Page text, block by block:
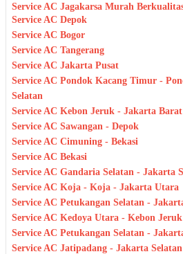
Service AC Jagakarsa Murah
Service AC Depok
Service AC Bogor
Service AC Tangerang
Service AC Jakarta Pusat
Service AC Pondok Kacang Timur -
Selatan
Service AC Kebon Jeruk - Jakarta Barat
Service AC Sawangan - Depok
Service AC Cimuning - Bekasi
Service AC Bekasi
Service AC Gandaria Selatan - Jakarta
Service AC Koja - Koja - Jakarta Utara
Service AC Petukangan Selatan -
Service AC Kedoya Utara - Kebon
Service AC Petukangan Selatan -
Service AC Jatipadang - Jakarta Selatan